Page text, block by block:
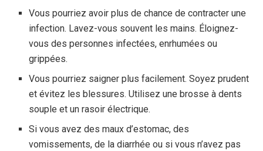
Vous pourriez avoir plus de chance de contracter une
infection. Lavez-vous souvent les mains. Éloignez-
vous des personnes infectées, enrhumées ou
grippées.
Vous pourriez saigner plus facilement. Soyez prudent
et évitez les blessures. Utilisez une brosse à dents
souple et un rasoir électrique.
Si vous avez des maux d’estomac, des
vomissements, de la diarrhée ou si vous n’avez pas